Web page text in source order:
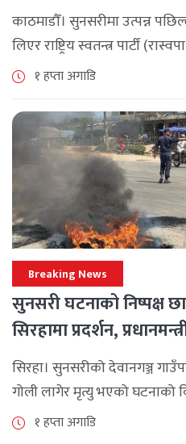
काठमाडौँ। सुनसरीमा उत्पन्न
लिएर राष्ट्रिय स्वतन्त्र पार्टी
सिंहदरबारमा सर्वदलीय बैठक
१ हप्ता अगाडि
Breaking News
सुनसरी घटनाको निष्पक्ष
सिरहामा प्रदर्शन,
माग
सिरहा। सुनसरीको देवानगञ्ज
गोली लागेर मृत्यु भएको घटनाको
नगरपालिका–८ पुरानो चोक
१ हप्ता अगाडि